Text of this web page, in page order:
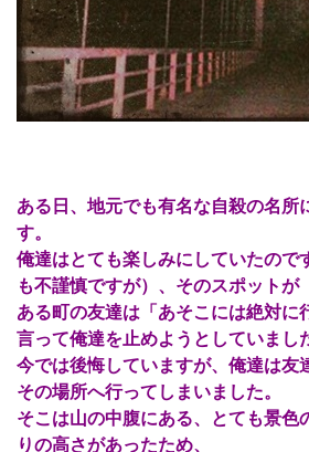
ある日、地元でも有名な自殺の名所
す。
俺達はとても楽しみにしていたので
も不謹慎ですが）、そのスポットが
ある町の友達は「あそこには絶対に
言って俺達を止めようとしていまし
今では後悔していますが、俺達は友
その場所へ行ってしまいました。
そこは山の中腹にある、とても景色
りの高さがあったため、